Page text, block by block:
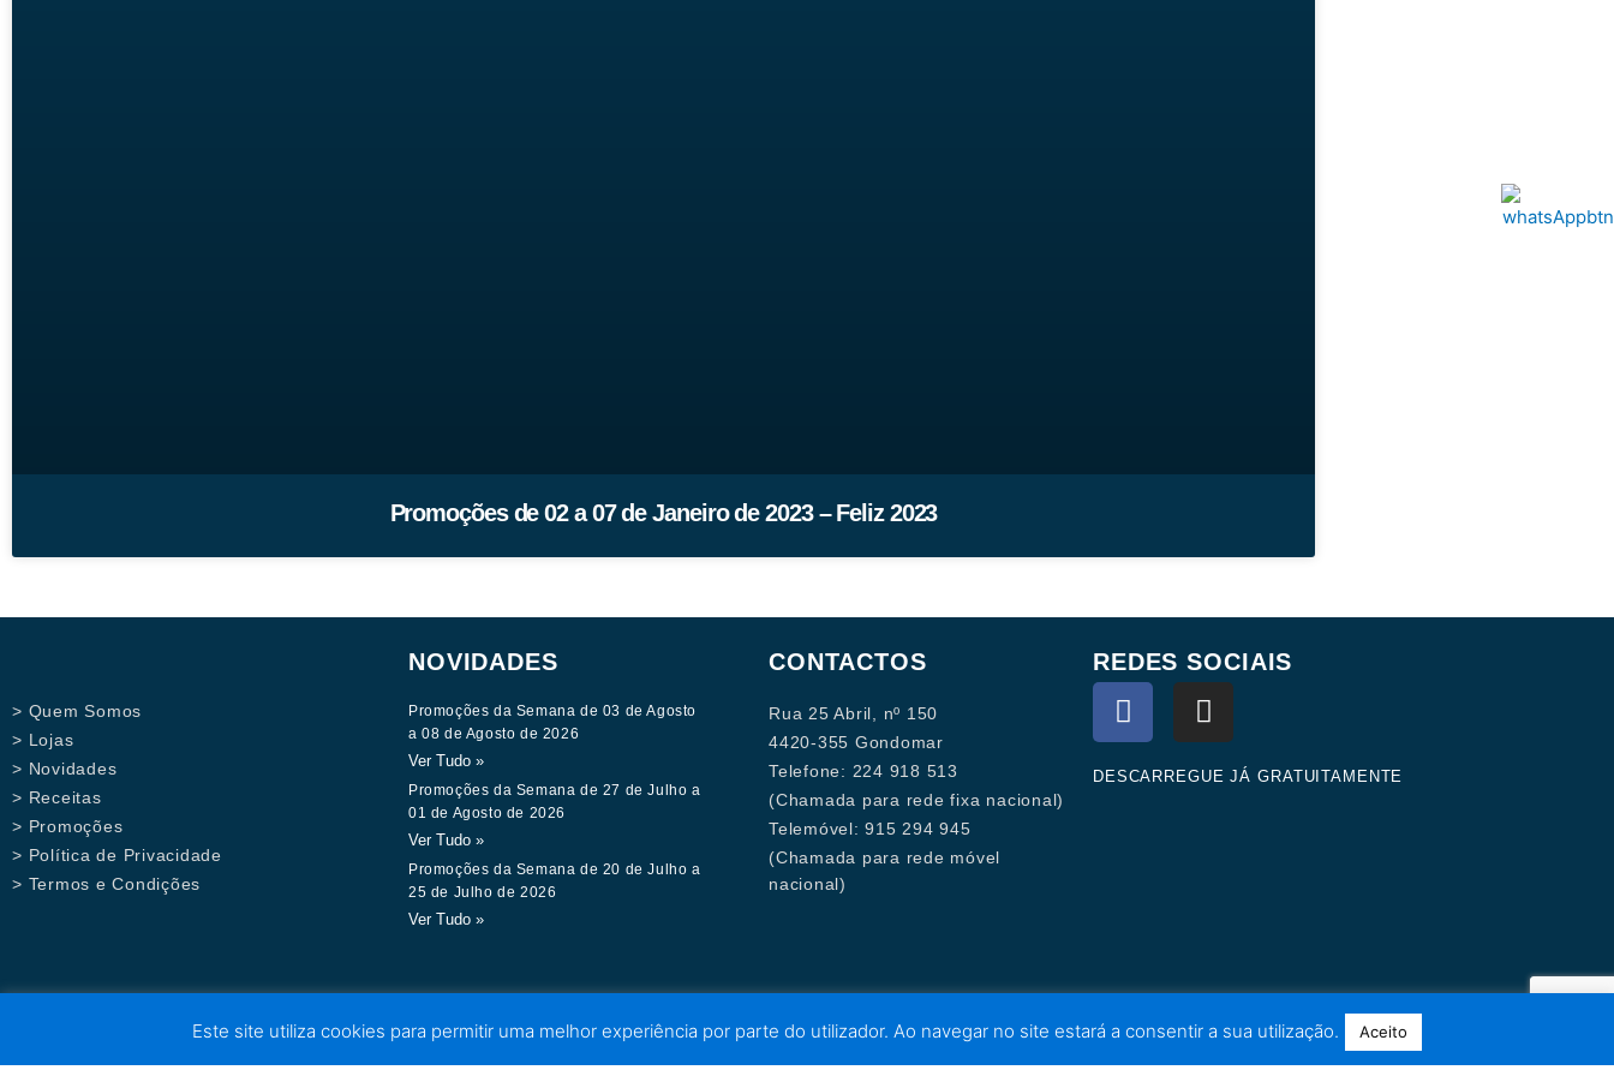
Promoções de 02 a 07 de Janeiro de 2023 – Feliz 2023
> Quem Somos
> Lojas
> Novidades
> Receitas
> Promoções
> Política de Privacidade
> Termos e Condições
NOVIDADES
Promoções da Semana de 03 de Agosto
a 08 de Agosto de 2026
Ver Tudo »
Promoções da Semana de 27 de Julho a
01 de Agosto de 2026
Ver Tudo »
Promoções da Semana de 20 de Julho a
25 de Julho de 2026
Ver Tudo »
CONTACTOS
Rua 25 Abril, nº 150
4420-355 Gondomar
Telefone: 224 918 513
(Chamada para rede fixa nacional)
Telemóvel: 915 294 945
(Chamada para rede móvel
nacional)
REDES SOCIAIS
F
a
c
e
I
n
s
t
DESCARREGUE JÁ GRATUITAMENTE
Este site utiliza cookies para permitir uma melhor experiência por parte do utilizador. Ao navegar no site estará a consentir a sua utilização. Aceito